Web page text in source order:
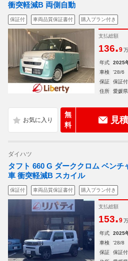
衝突軽減B 両側自動
保証付 車両品質保証書付 購入プラン付き
支払総額
136.9
年式 2025
車検
'28/6
保証
保証付
住所
愛媛
無
料
見
ダイハツ
タフト 660 G ダーククロム ベンチ
車 衝突軽減B スカイル
保証付 車両品質保証書付 購入プラン付き
支払総額
153.9
年式 2025
車検
'28/8
保証
保証付